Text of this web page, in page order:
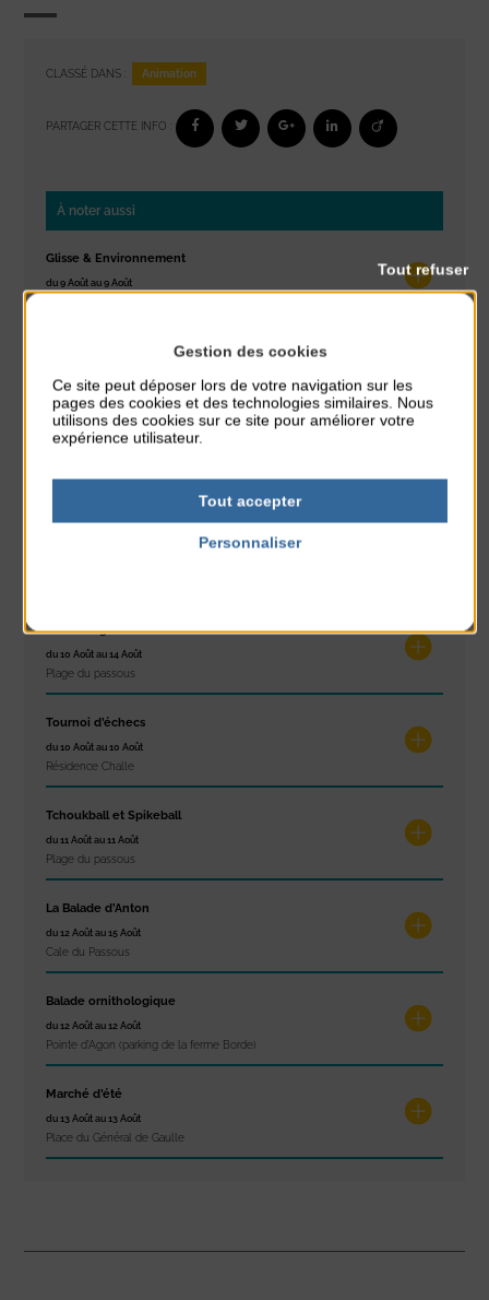
CLASSÉ DANS : Animation
PARTAGER CETTE INFO :
À noter aussi
Glisse & Environnement
du 9 Août au 9 Août
Place du Général de Gaulle
Exposition « Itinéraires »
Stretching
du 10 Août au 14 Août
Plage du passous
Tournoi d’échecs
du 10 Août au 10 Août
Résidence Challe
Tchoukball et Spikeball
du 11 Août au 11 Août
Plage du passous
La Balade d’Anton
du 12 Août au 15 Août
Cale du Passous
Balade ornithologique
du 12 Août au 12 Août
Pointe d'Agon (parking de la ferme Borde)
Marché d’été
du 13 Août au 13 Août
Place du Général de Gaulle
Gestion des cookies
Ce site peut déposer lors de votre navigation sur les
pages des cookies et des technologies similaires. Nous
utilisons des cookies sur ce site pour améliorer votre
expérience utilisateur.
Tout accepter
Tout refuser
Personnaliser